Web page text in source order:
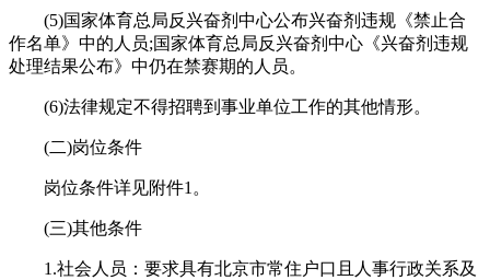
(5)国家体育总局反兴奋剂中心公布兴奋剂违规《禁止合
作名单》中的人员;国家体育总局反兴奋剂中心《兴奋剂违规
处理结果公布》中仍在禁赛期的人员。
(6)法律规定不得招聘到事业单位工作的其他情形。
(二)岗位条件
岗位条件详见附件1。
(三)其他条件
1.社会人员：要求具有北京市常住户口且人事行政关系及